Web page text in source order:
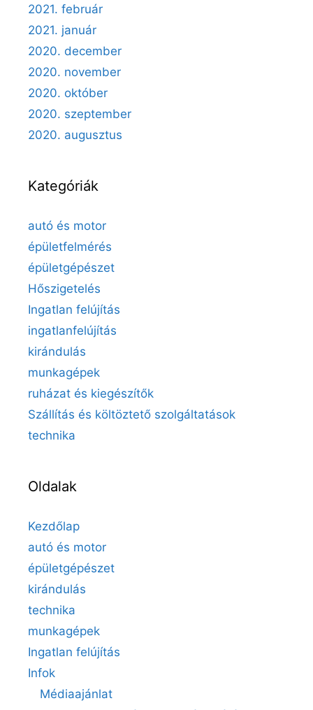
2021. február
2021. január
2020. december
2020. november
2020. október
2020. szeptember
2020. augusztus
Kategóriák
autó és motor
épületfelmérés
épületgépészet
Hőszigetelés
Ingatlan felújítás
ingatlanfelújítás
kirándulás
munkagépek
ruházat és kiegészítők
Szállítás és költöztető szolgáltatások
technika
Oldalak
Kezdőlap
autó és motor
épületgépészet
kirándulás
technika
munkagépek
Ingatlan felújítás
Infok
Médiaajánlat